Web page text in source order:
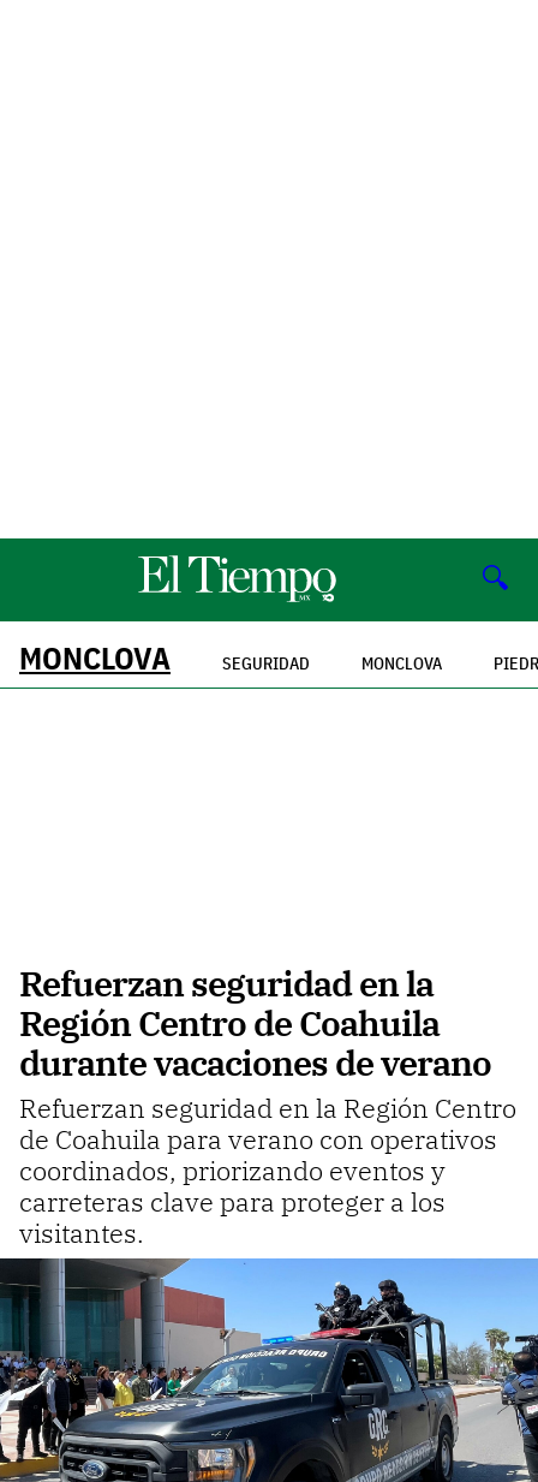
🔍
MONCLOVA SEGURIDAD MONCLOVA
Refuerzan seguridad en la
Región Centro de Coahuila
durante vacaciones de verano
Refuerzan seguridad en la Región Centro
de Coahuila para verano con operativos
coordinados, priorizando eventos y
carreteras clave para proteger a los
visitantes.